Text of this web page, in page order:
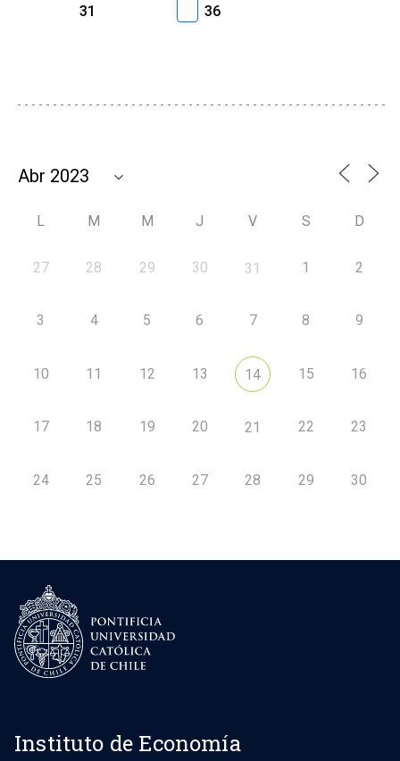
31
36
L M M J V S D
27 28 29 30 31 1 2
3 4 5 6 7 8 9
10 11 12 13 14 15 16
17 18 19 20 21 22 23
24 25 26 27 28 29 30
Instituto de Economía